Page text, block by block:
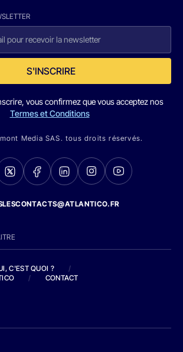
S'INSCRIRE
vous confirmez que vous acceptez nos
Termes et Conditions
Media SAS. tous droits réservés.
C'EST QUOI ?
/
/ CONTACT